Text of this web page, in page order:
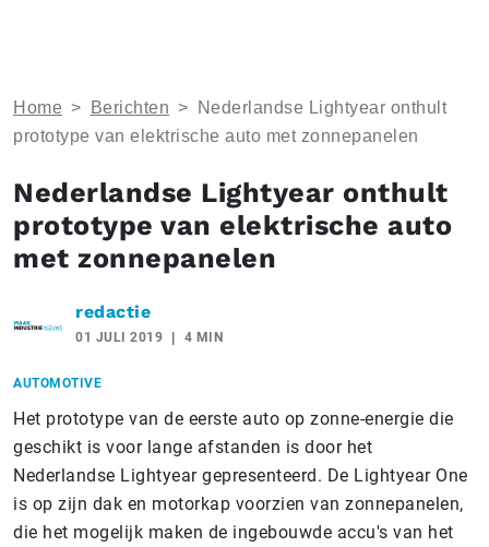
Home > Berichten >
Nederlandse Lightyear onthult
prototype van elektrische auto met zonnepanelen
Nederlandse Lightyear onthult
prototype van elektrische auto
met zonnepanelen
redactie
01 JULI 2019 4 MIN
AUTOMOTIVE
Het prototype van de eerste auto op zonne-energie die
geschikt is voor lange afstanden is door het
Nederlandse Lightyear gepresenteerd. De Lightyear One
is op zijn dak en motorkap voorzien van zonnepanelen,
die het mogelijk maken de ingebouwde accu's van het